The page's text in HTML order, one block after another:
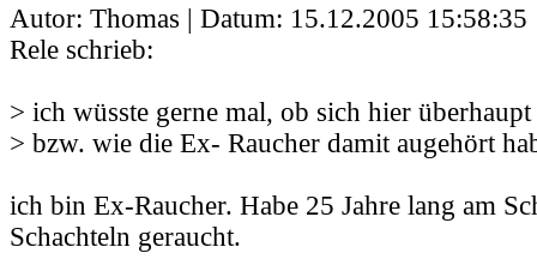
Autor: Thomas | Datum: 15.12.2005 15:58:35
Rele schrieb:
> ich wüsste gerne mal, ob sich hier
> bzw. wie die Ex- Raucher damit augehört
ich bin Ex-Raucher. Habe 25 Jahre lang am
Schachteln geraucht.